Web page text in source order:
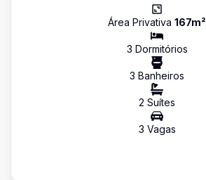
Área Privativa 167m²
3 Dormitórios
3 Banheiros
2 Suítes
3 Vagas